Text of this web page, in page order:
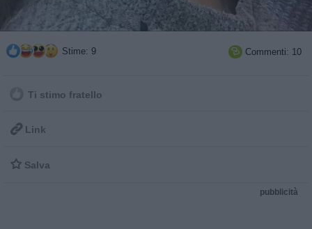
Stime: 9  Commenti: 10
Ti stimo fratello
 Link
 Salva
pubblicità